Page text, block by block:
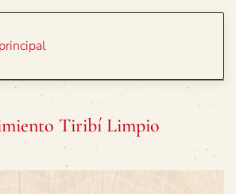
Tiribí Limpio